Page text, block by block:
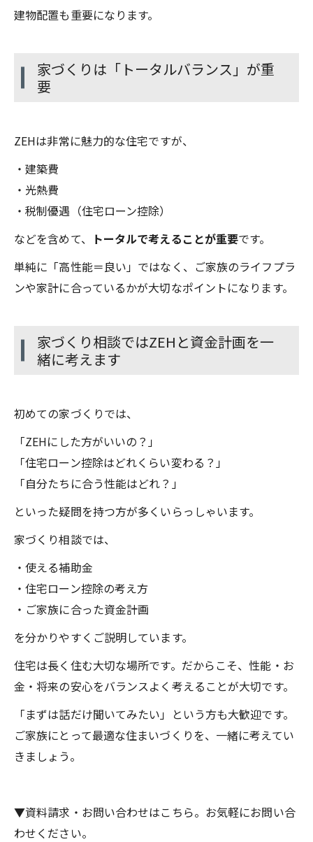
建物配置も重要になります。
家づくりは「トータルバランス」が重
要
ZEHは非常に魅力的な住宅ですが、
・建築費
・光熱費
・税制優遇（住宅ローン控除）
などを含めて、 トータルで考えることが重要です。
単純に「高性能＝良い」ではなく、ご家族のライフプラ
ンや家計に合っているかが大切なポイントになります。
家づくり相談ではZEHと資金計画を一
緒に考えます
初めての家づくりでは、
「ZEHにした方がいいの？」
「住宅ローン控除はどれくらい変わる？」
「自分たちに合う性能はどれ？」
といった疑問を持つ方が多くいらっしゃいます。
家づくり相談では、
・使える補助金
・住宅ローン控除の考え方
・ご家族に合った資金計画
を分かりやすくご説明しています。
住宅は長く住む大切な場所です。だからこそ、性能・お
金・将来の安心をバランスよく考えることが大切です。
「まずは話だけ聞いてみたい」という方も大歓迎です。
ご家族にとって最適な住まいづくりを、一緒に考えてい
きましょう。
▼資料請求・お問い合わせはこちら。お気軽にお問い合
わせください。